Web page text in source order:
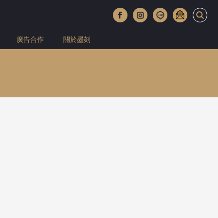
廣告合作 關於墨刻